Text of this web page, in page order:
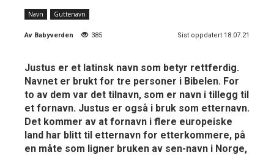
Navn Guttenavn
Av Babyverden 385 Sist oppdatert 18.07.21
Justus er et latinsk navn som betyr rettferdig.
Navnet er brukt for tre personer i Bibelen. For
to av dem var det tilnavn, som er navn i tillegg til
et fornavn. Justus er også i bruk som etternavn.
Det kommer av at fornavn i flere europeiske
land har blitt til etternavn for etterkommere, på
en måte som ligner bruken av sen-navn i Norge,